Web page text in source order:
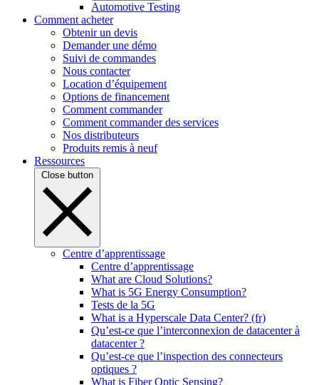
Automotive Testing
Comment acheter
Obtenir un devis
Demander une démo
Suivi de commandes
Nous contacter
Location d’équipement
Options de financement
Comment commander
Comment commander des services
Nos distributeurs
Produits remis à neuf
Ressources
Close button
Centre d’apprentissage
Centre d’apprentissage
What are Cloud Solutions?
What is 5G Energy Consumption?
Tests de la 5G
What is a Hyperscale Data Center? (fr)
Qu’est-ce que l’interconnexion de datacenter à
datacenter ?
Qu’est-ce que l’inspection des connecteurs
optiques ?
What is Fiber Optic Sensing?